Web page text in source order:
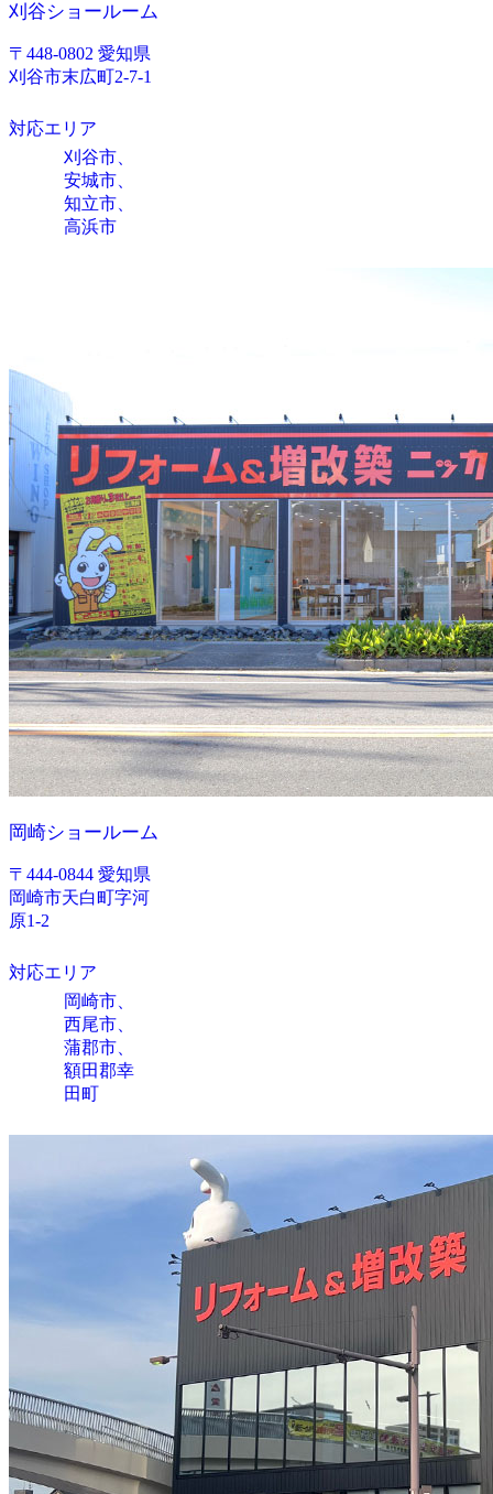
刈谷ショールーム
〒448-0802 愛知県
刈谷市末広町2-7-1
対応エリア
刈谷市、
安城市、
知立市、
高浜市
岡崎ショールーム
〒444-0844 愛知県
岡崎市天白町字河
原1-2
対応エリア
岡崎市、
西尾市、
蒲郡市、
額田郡幸
田町